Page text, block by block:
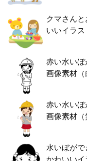
クマさん
いいイラ
赤い水いぼ
画像素材
赤い水いぼ
画像素材
水いぼが